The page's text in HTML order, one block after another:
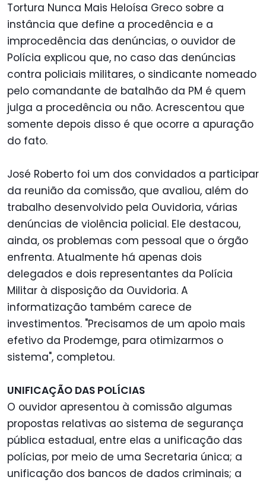
Tortura Nunca Mais Heloísa Greco sobre a
instância que define a procedência e a
improcedência das denúncias, o ouvidor de
Polícia explicou que, no caso das denúncias
contra policiais militares, o sindicante nomeado
pelo comandante de batalhão da PM é quem
julga a procedência ou não. Acrescentou que
somente depois disso é que ocorre a apuração
do fato.
José Roberto foi um dos convidados a participar
da reunião da comissão, que avaliou, além do
trabalho desenvolvido pela Ouvidoria, várias
denúncias de violência policial. Ele destacou,
ainda, os problemas com pessoal que o órgão
enfrenta. Atualmente há apenas dois
delegados e dois representantes da Polícia
Militar à disposição da Ouvidoria. A
informatização também carece de
investimentos. "Precisamos de um apoio mais
efetivo da Prodemge, para otimizarmos o
sistema", completou.
UNIFICAÇÃO DAS POLÍCIAS
O ouvidor apresentou à comissão algumas
propostas relativas ao sistema de segurança
pública estadual, entre elas a unificação das
polícias, por meio de uma Secretaria única; a
unificação dos bancos de dados criminais; a